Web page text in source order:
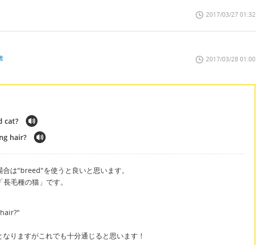
2017/03/27 01:32
2017/03/28 01:00
cat?
hair?
は"breed"を使うと良いと思います。
毛種の猫」です。
なりますがこれでも十分通じると思います！